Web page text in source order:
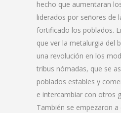
hecho que aumentaran
liderados por señores de
fortificado los poblados.
que ver la metalurgia del
una revolución en los
tribus nómadas, que se
poblados estables y
e intercambiar con otros
También se empezaron